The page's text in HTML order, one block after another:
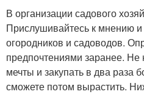
В организации садового
Прислушивайтесь к мнению
огородников и садоводов.
предпочтениями заранее. Не
мечты и закупать в два раза
сможете потом вырастить.